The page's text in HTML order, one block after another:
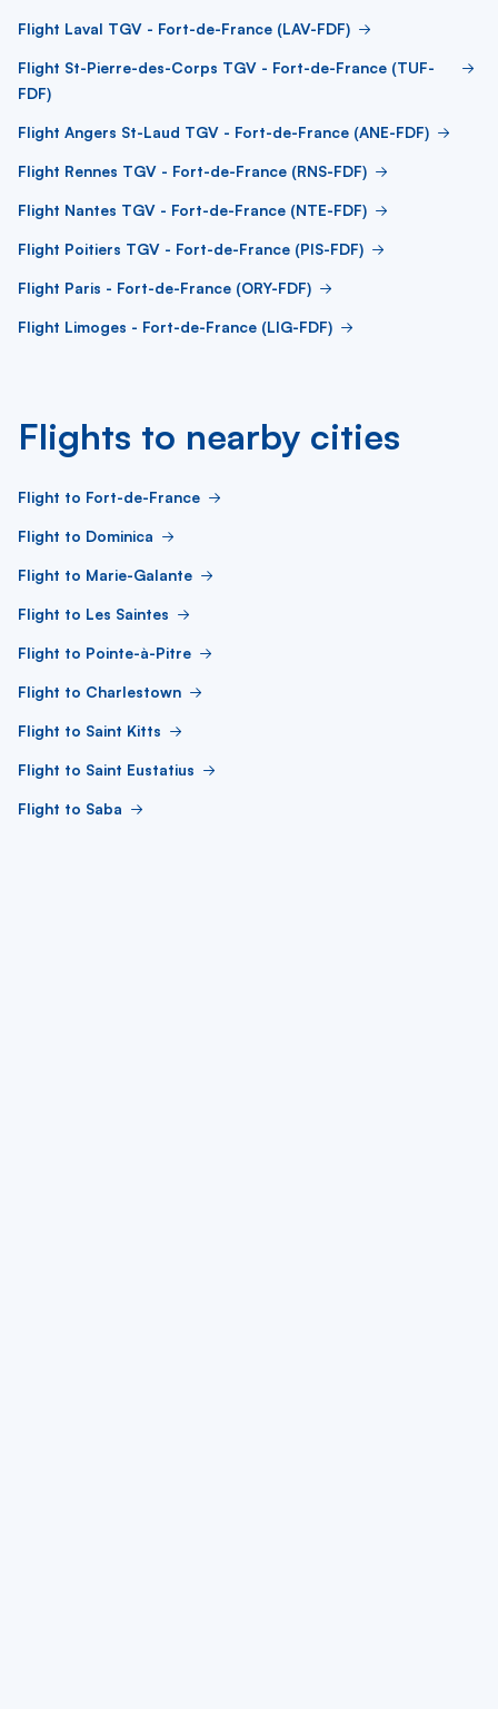
Flight Laval TGV - Fort-de-France (LAV-FDF)
Flight St-Pierre-des-Corps TGV - Fort-de-France (TUF-
FDF)
Flight Angers St-Laud TGV - Fort-de-France (ANE-FDF)
Flight Rennes TGV - Fort-de-France (RNS-FDF)
Flight Nantes TGV - Fort-de-France (NTE-FDF)
Flight Poitiers TGV - Fort-de-France (PIS-FDF)
Flight Paris - Fort-de-France (ORY-FDF)
Flight Limoges - Fort-de-France (LIG-FDF)
Flights to nearby cities
Flight to Fort-de-France
Flight to Dominica
Flight to Marie-Galante
Flight to Les Saintes
Flight to Pointe-à-Pitre
Flight to Charlestown
Flight to Saint Kitts
Flight to Saint Eustatius
Flight to Saba